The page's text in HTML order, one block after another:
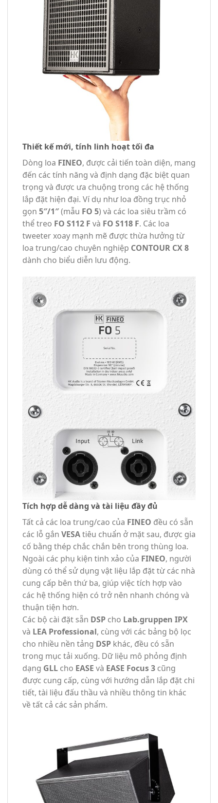
Thiết kế mới, tính linh hoạt tối đa
Dòng loa FINEO, được cải tiến toàn diện, mang
đến các tính năng và định dạng đặc biệt quan
trọng và được ưa chuộng trong các hệ thống
lắp đặt hiện đại. Ví dụ như loa đồng trục nhỏ
gọn 5″/1″(mẫu FO 5) và các loa siêu trầm có
thể treo FO S112 F và FO S118 F. Các loa
tweeter xoay mạnh mẽ được thừa hưởng từ
loa trung/cao chuyên nghiệp CONTOUR CX 8
dành cho biểu diễn lưu động.
Tích hợp dễ dàng và tài liệu đầy đủ
Tất cả các loa trung/cao của FINEO đều có sẵn
các lỗ gắn VESAtiêu chuẩn ở mặt sau, được gia
cố bằng thép chắc chắn bên trong thùng loa.
Ngoài các phụ kiện tinh xảo của FINEO, người
dùng có thể sử dụng vật liệu lắp đặt từ các nhà
cung cấp bên thứ ba, giúp việc tích hợp vào
các hệ thống hiện có trở nên nhanh chóng và
thuận tiện hơn.
Các bộ cài đặt sẵn DSP cho Lab.gruppen IPX
và LEA Professional, cùng với các bảng bộ lọc
cho nhiều nền tảng DSP khác, đều có sẵn
trong mục tải xuống. Dữ liệu mô phỏng định
dạng GLL cho EASE và EASE Focus 3 cũng
được cung cấp, cùng với hướng dẫn lắp đặt chi
tiết, tài liệu đấu thầu và nhiều thông tin khác
về tất cả các sản phẩm.